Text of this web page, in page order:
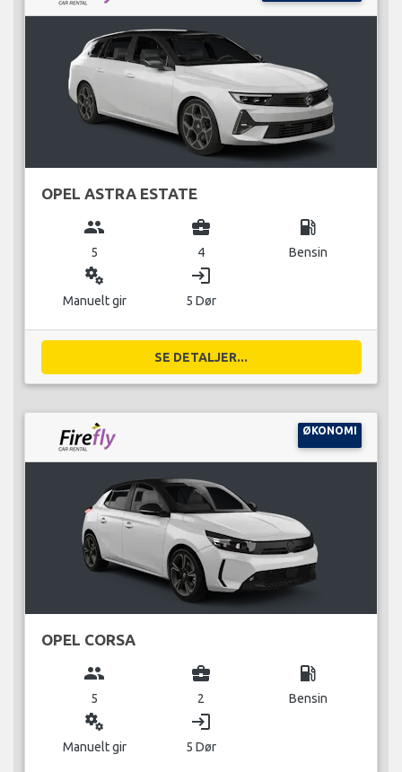
OPEL ASTRA ESTATE
group
5
business_center
4
local_gas_station
Bensin
miscellaneous_services
Manuelt gir
login
5 Dør
SE DETALJER...
ØKONOMI
OPEL CORSA
group
5
business_center
2
local_gas_station
Bensin
miscellaneous_services
Manuelt gir
login
5 Dør